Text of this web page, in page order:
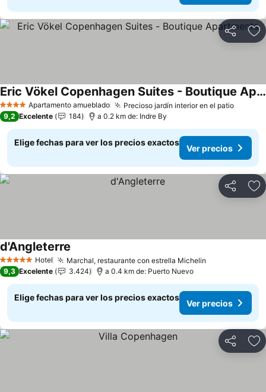
Compartir
4 EstrellasApartamento amueblado Precioso jardín interior en el patioVer
Eric Vökel Copenhagen Suites - Boutique Apartments
Ver precios
9,2 Excelente 184 a 0.2 km de: Indre By
Elige fechas para ver los precios exactos
Ver precios
Compartir
5 Estrellas Hotel Marchal, restaurante con estrella Michelin
d'Angleterre
9,3 Excelente 3.424 a 0.4 km de: Puerto Nuevo
Elige fechas para ver los precios exactos
Ver precios
Compartir